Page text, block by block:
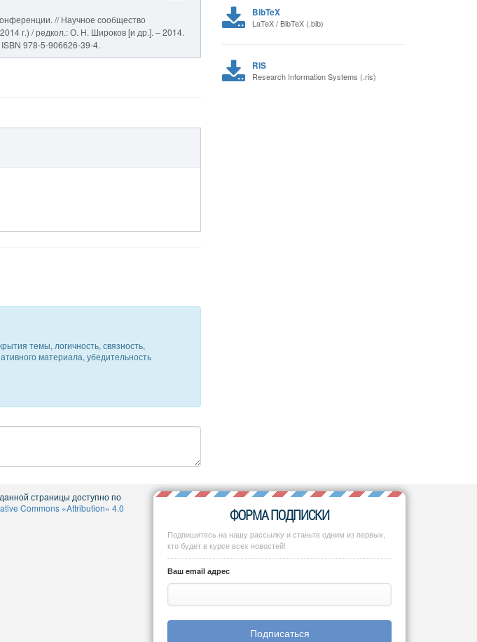
// Научное сообщество
г.) / редкол.: О. Н. Широков [и др.]. – 2014.
978-5-906626-39-4.
темы, логичность, связность,
материала, убедительность
BibTeX
LaTeX / BibTeX (.bib)
RIS
Research Information Systems (.ris)
страницы доступно по
Commons «Attribution» 4.0
ФОРМА ПОДПИСКИ
Подпишитесь на нашу рассылку и станьте одним из первых,
кто будет в курсе всех новостей!
Ваш email адрес
Подписаться